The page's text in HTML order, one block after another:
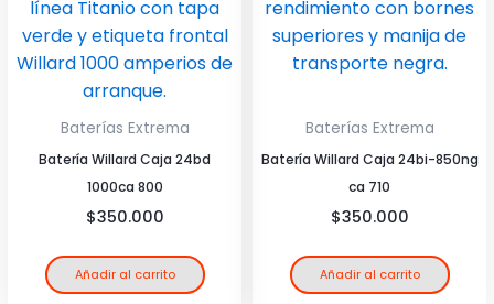
Baterías Extrema
Batería Willard Caja 24bd
1000ca 800
$350.000
Añadir al carrito
Baterías Extrema
Batería Willard Caja 24bi-850ng
ca 710
$350.000
Añadir al carrito